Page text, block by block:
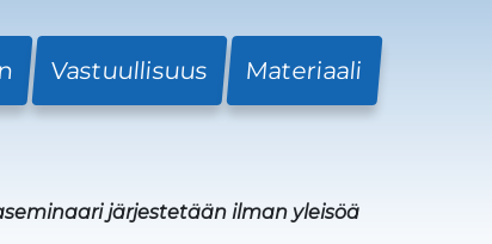
Vastuullisuus Materiaali
järjestetään ilman yleisöä